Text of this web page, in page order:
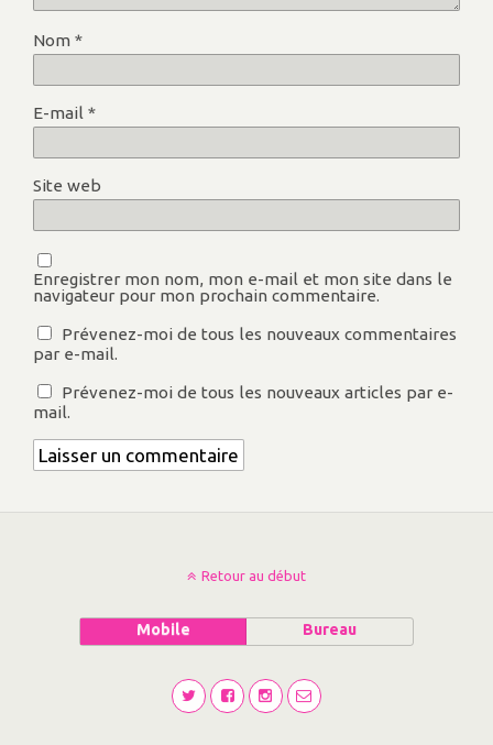
Nom *
E-mail *
Site web
Enregistrer mon nom, mon e-mail et mon site dans le
navigateur pour mon prochain commentaire.
Prévenez-moi de tous les nouveaux commentaires
par e-mail.
Prévenez-moi de tous les nouveaux articles par e-
mail.
Retour au début
Mobile Bureau